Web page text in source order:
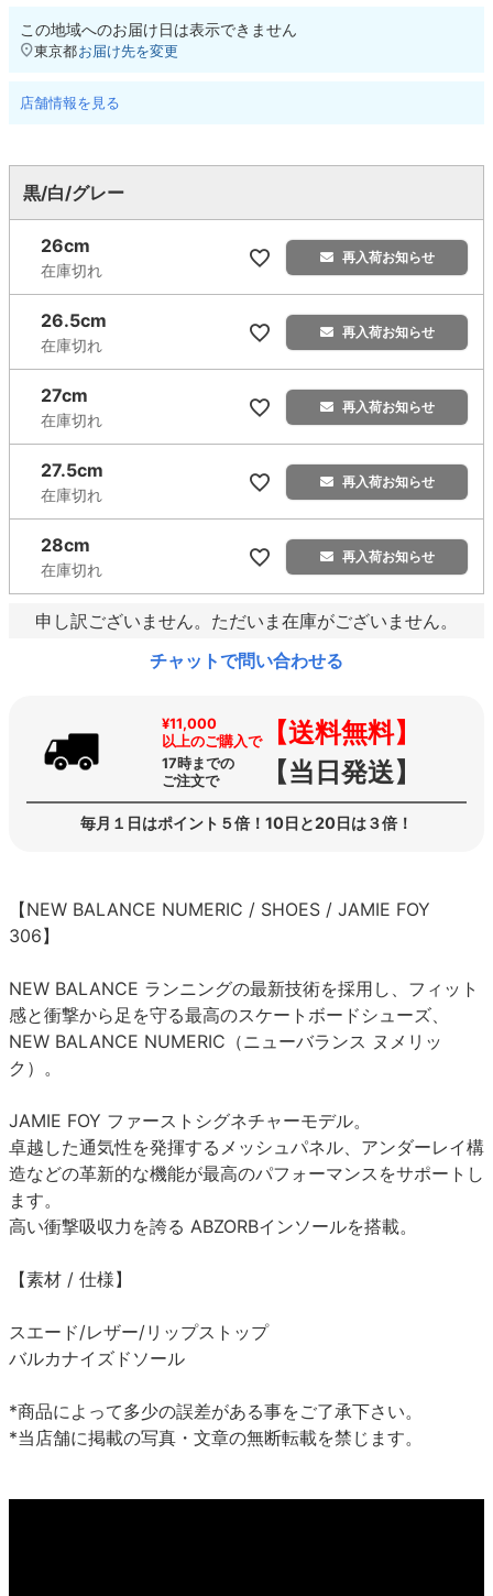
この地域へのお届け日は表示できません
東京都お届け先を変更
店舗情報を見る
黒/白/グレー
26cm
在庫切れ
再入荷お知らせ
26.5cm
在庫切れ
再入荷お知らせ
27cm
在庫切れ
再入荷お知らせ
27.5cm
在庫切れ
再入荷お知らせ
28cm
在庫切れ
再入荷お知らせ
申し訳ございません。ただいま在庫がございません。
チャットで問い合わせる
¥11,000
以上のご購入で【送料無料】
17時までの
ご注文で
【当日発送】
毎月１日はポイント５倍！10日と20日は３倍！
【NEW BALANCE NUMERIC / SHOES / JAMIE FOY
306】
NEW BALANCE ランニングの最新技術を採用し、フィット
感と衝撃から足を守る最高のスケートボードシューズ、
NEW BALANCE NUMERIC（ニューバランス ヌメリッ
ク）。
JAMIE FOY ファーストシグネチャーモデル。
卓越した通気性を発揮するメッシュパネル、アンダーレイ構
造などの革新的な機能が最高のパフォーマンスをサポートし
ます。
高い衝撃吸収力を誇る ABZORBインソールを搭載。
【素材 / 仕様】
スエード/レザー/リップストップ
バルカナイズドソール
*商品によって多少の誤差がある事をご了承下さい。
*当店舗に掲載の写真・文章の無断転載を禁じます。